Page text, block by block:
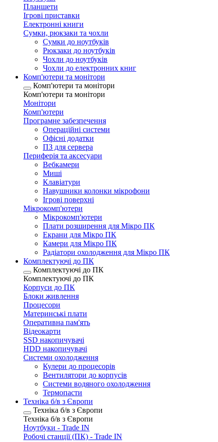
Планшети
Ігрові приставки
Електронні книги
Сумки, рюкзаки та чохли
Сумки до ноутбуків
Рюкзаки до ноутбуків
Чохли до ноутбуків
Чохли до електронних книг
Комп'ютери та монітори
Комп'ютери та монітори
Комп'ютери та монітори
Монітори
Комп'ютери
Програмне забезпечення
Операційні системи
Офісні додатки
ПЗ для сервера
Периферія та аксесуари
Вебкамери
Миші
Клавіатури
Навушники колонки мікрофони
Ігрові поверхні
Мікрокомп'ютери
Мікрокомп'ютери
Плати розширення для Мікро ПК
Екрани для Мікро ПК
Камери для Мікро ПК
Радіатори охолодження для Мікро ПК
Комплектуючі до ПК
Комплектуючі до ПК
Комплектуючі до ПК
Корпуси до ПК
Блоки живлення
Процесори
Материнські плати
Оперативна пам'ять
Відеокарти
SSD накопичувачі
HDD накопичувачі
Системи охолодження
Кулери до процесорів
Вентилятори до корпусів
Системи водяного охолодження
Термопасти
Техніка б/в з Європи
Техніка б/в з Європи
Техніка б/в з Європи
Ноутбуки - Trade IN
Робочі станції (ПК) - Trade IN